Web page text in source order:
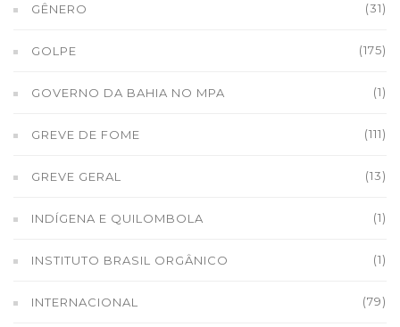
GÊNERO (31)
GOLPE (175)
GOVERNO DA BAHIA NO MPA (1)
GREVE DE FOME (111)
GREVE GERAL (13)
INDÍGENA E QUILOMBOLA (1)
INSTITUTO BRASIL ORGÂNICO (1)
INTERNACIONAL (79)